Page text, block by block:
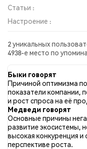
Статьи :
Настроение :
2 уникальных
4938-е место по
во всех социальных
опубликовано 0
твитов имели бычий
медвежьим настроем
нейтральными по
2 твитах.
Быки говорят
Причиной оптимизма
показатели компании,
и рост спроса на её
Медведи говорят
Основные причины
развитие экосистемы,
высокая конкуренция
перспективе роста.